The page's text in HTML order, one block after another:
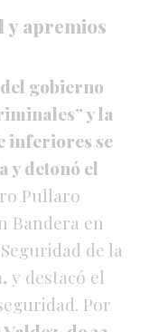
y apremios
gobierno
y la
inferiores se
y detonó el
Pullaro
Bandera en
de la
y destacó el
Por